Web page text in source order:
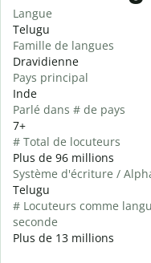
Langue
Telugu
Famille de langues
Dravidienne
Pays principal
Inde
Parlé dans # de pays
7+
# Total de locuteurs
Plus de 96 millions
Système d'écriture /
Telugu
# Locuteurs comme
seconde
Plus de 13 millions